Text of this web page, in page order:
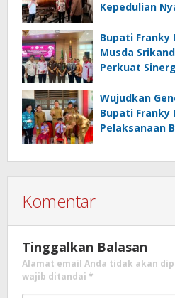
Kepedulian
Terdampak
Bupati Franky
Musda
Perkuat
Wujudkan
Bupati Franky
Pelaksanaan
Komentar
Tinggalkan Balasan
Alamat email Anda tidak akan
wajib ditandai *